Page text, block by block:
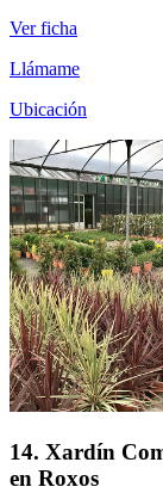
Ver ficha
Llámame
Ubicación
14. Xardín
en Roxos